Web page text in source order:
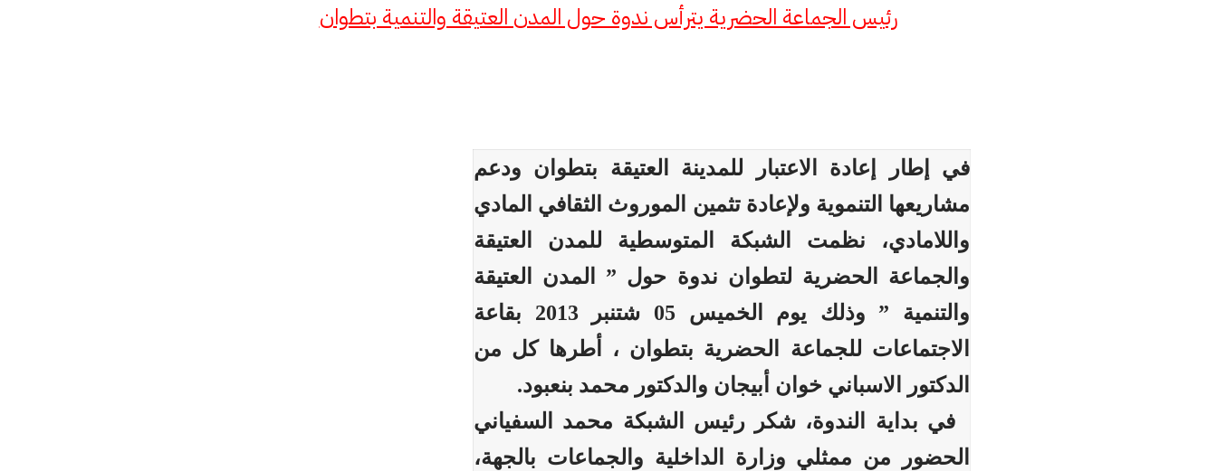
رئيس الجماعة الحضرية يترأس ندوة حول المدن العتيقة والتنمية بتطوان
في إطار إعادة الاعتبار للمدينة العتيقة بتطوان ودعم
مشاريعها التنموية ولإعادة تثمين الموروث الثقافي المادي
واللامادي، نظمت الشبكة المتوسطية للمدن العتيقة
والجماعة الحضرية لتطوان ندوة حول ” المدن العتيقة
والتنمية ” وذلك يوم الخميس 05 شتنبر 2013 بقاعة
الاجتماعات للجماعة الحضرية بتطوان ، أطرها كل من
الدكتور الاسباني خوان أبيجان والدكتور محمد بنعبود.
في بداية الندوة، شكر رئيس الشبكة محمد السفياني
الحضور من ممثلي وزارة الداخلية والجماعات بالجهة،